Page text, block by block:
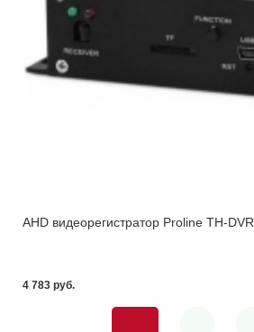
AHD видеорегистратор Proline TH-DVR
4 783 pуб.